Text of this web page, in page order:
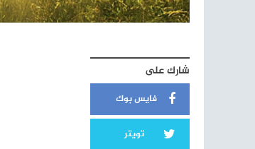
شارك على
فايس بوك
تويتر